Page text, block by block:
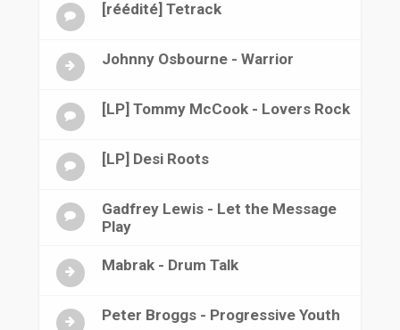
[réédité] Tetrack
Johnny Osbourne - Warrior
[LP] Tommy McCook - Lovers Rock
[LP] Desi Roots
Gadfrey Lewis - Let the Message
Play
Mabrak - Drum Talk
Peter Broggs - Progressive Youth